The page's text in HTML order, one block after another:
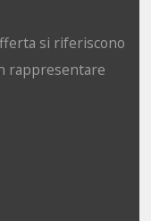
si riferiscono
rappresentare